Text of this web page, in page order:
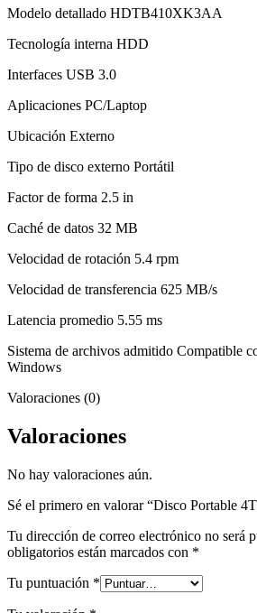
Modelo detallado HDTB410XK3AA
Tecnología interna HDD
Interfaces USB 3.0
Aplicaciones PC/Laptop
Ubicación Externo
Tipo de disco externo Portátil
Factor de forma 2.5 in
Caché de datos 32 MB
Velocidad de rotación 5.4 rpm
Velocidad de transferencia 625 MB/s
Latencia promedio 5.55 ms
Sistema de archivos admitido Compatible
Windows
Valoraciones (0)
Valoraciones
No hay valoraciones aún.
Sé el primero en valorar “Disco Portable
Tu dirección de correo electrónico no será
obligatorios están marcados con *
Tu puntuación *